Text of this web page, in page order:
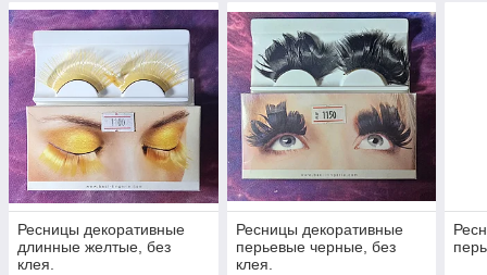
Ресницы декоративные
длинные желтые, без
клея.
Ресницы декоративные
перьевые черные, без
клея.